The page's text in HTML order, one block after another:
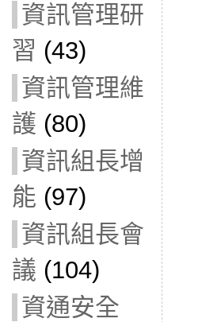
資訊管理研
習 (43)
資訊管理維
護 (80)
資訊組長增
能 (97)
資訊組長會
議 (104)
資通安全